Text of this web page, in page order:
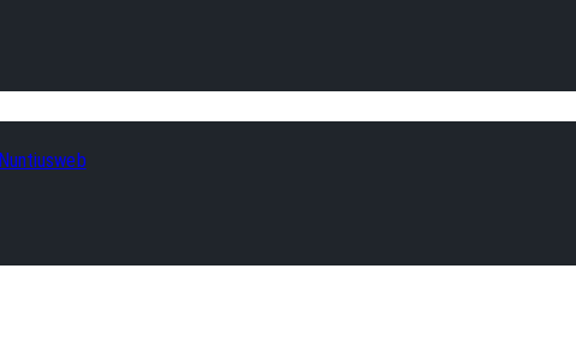
Nuntiusweb